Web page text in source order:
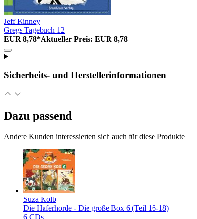
Jeff Kinney
Gregs Tagebuch 12
EUR 8,78*Aktueller Preis: EUR 8,78
Sicherheits- und Herstellerinformationen
Dazu passend
Andere Kunden interessierten sich auch für diese Produkte
Suza Kolb
Die Haferhorde - Die große Box 6 (Teil 16-18)
6 CDs